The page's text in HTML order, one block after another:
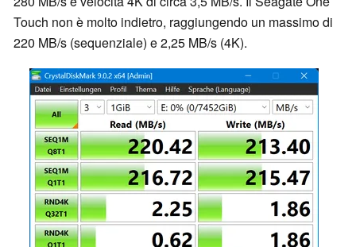
Touch non è molto indietro, raggiungendo un massimo di
220 MB/s (sequenziale) e 2,25 MB/s (4K).